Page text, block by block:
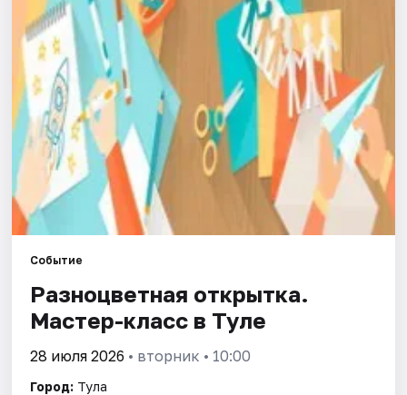
Артисты
Рейтинги
Событие
Разноцветная открытка.
Мастер-класс в Туле
28 июля 2026 • вторник • 10:00
Город: Тула